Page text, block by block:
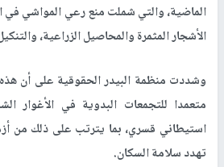
الماضية، والتي شملت منع رعي المواشي في
الأشجار المثمرة والمحاصيل الزراعية،
وشددت منظمة البيدر الحقوقية على أن
متعمدا للتجمعات البدوية في الأغوار
استيطاني قسري، بما يترتب على ذلك من
تهدد سلامة السكان.